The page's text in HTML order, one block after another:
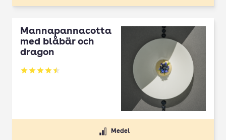
Mannapannacotta
med blåbär och
dragon
Betyg: 4.5 av 5
Medel